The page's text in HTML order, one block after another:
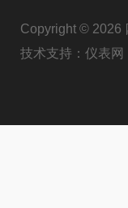
Copyright © 2026
技术支持： 仪表网